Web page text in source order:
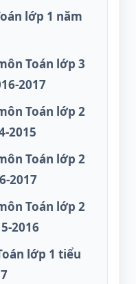
lớp 1 năm
Toán lớp 3
2017
Toán lớp 2
2015
Toán lớp 2
2017
Toán lớp 2
2016
lớp 1 tiểu